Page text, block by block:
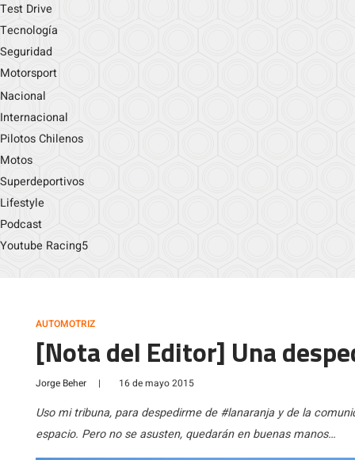
Test Drive
Tecnología
Seguridad
Motorsport
Nacional
Internacional
Pilotos Chilenos
Motos
Superdeportivos
Lifestyle
Podcast
Youtube Racing5
AUTOMOTRIZ
[Nota del Editor] Una
Jorge Beher | 16 de mayo 2015
Uso mi tribuna, para despedirme de #lanaranja y de la
espacio. Pero no se asusten, quedarán en buenas manos…